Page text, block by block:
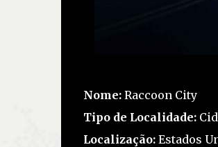
Nome:Raccoon City
Tipo de Localidade:
Localização:Estados